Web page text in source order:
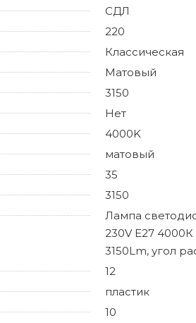
СДЛ
220
Классическая
Матовый
3150
Нет
4000K
матовый
35
3150
Лампа
230V E27
3150Lm, угол
12
пластик
10